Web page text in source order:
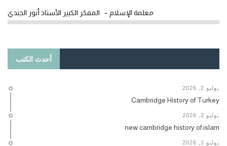
معلمة الإسلام – المفكر الكبير الأستاذ أنور الجندي
أحدث الكتب
يوليو 2, 2026
Cambridge History of Turkey
يوليو 2, 2026
new cambridge history of islam
يوليو 1, 2026